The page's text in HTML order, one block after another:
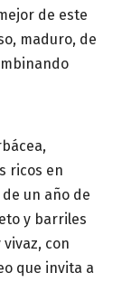
de este
maduro, de
ricos en
un año de
y barriles
con
que invita a